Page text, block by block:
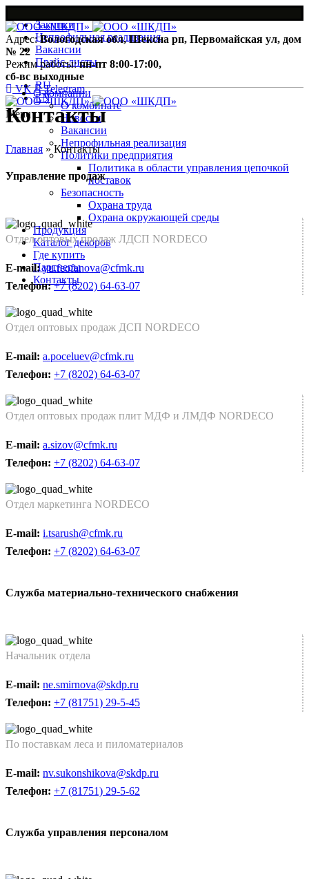
Закупки
Непрофильная реализация
Вакансии
Прайс-листы
RU
EN
Адрес:Вологодская обл, Шексна рп, Первомайская ул, дом
№ 22
Режим работы:пн-пт 8:00-17:00,
сб-вс выходные
VK
Telegram
Menu
О компании
О комбинате
Новости
Вакансии
Непрофильная реализация
Политики предприятия
Политика в области управления цепочкой
поставок
Безопасность
Охрана труда
Охрана окружающей среды
Продукция
Каталог декоров
Где купить
Партнеры
Контакты
Контакты
Главная »Контакты
Управление продаж
Отдел оптовых продаж ЛДСП NORDECO
E-mail: yu.feofanova@cfmk.ru
Телефон: +7 (8202) 64-63-07
Отдел оптовых продаж ДСП NORDECO
E-mail: a.poceluev@cfmk.ru
Телефон: +7 (8202) 64-63-07
Отдел оптовых продаж плит МДФ и ЛМДФ NORDECO
E-mail: a.sizov@cfmk.ru
Телефон: +7 (8202) 64-63-07
Отдел маркетинга NORDECO
E-mail: i.tsarush@cfmk.ru
Телефон: +7 (8202) 64-63-07
Служба материально-технического снабжения
Начальник отдела
E-mail: ne.smirnova@skdp.ru
Телефон: +7 (81751) 29-5-45
По поставкам леса и пиломатериалов
E-mail: nv.sukonshikova@skdp.ru
Телефон: +7 (81751) 29-5-62
Служба управления персоналом